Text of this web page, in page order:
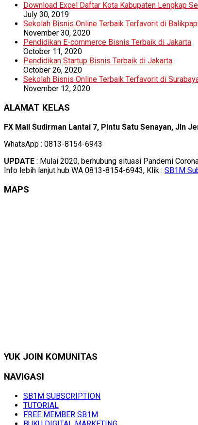
Download Excel Daftar Kota Kabupaten Lengkap
July 30, 2019
Sekolah Bisnis Online Terbaik Terfavorit di
November 30, 2020
Pendidikan E-commerce Bisnis Terbaik di Jakarta
October 11, 2020
Pendidikan Startup Bisnis Terbaik di Jakarta
October 26, 2020
Sekolah Bisnis Online Terbaik Terfavorit di
November 12, 2020
ALAMAT KELAS
FX Mall Sudirman Lantai 7, Pintu Satu Senayan, Jln
WhatsApp : 0813-8154-6943
UPDATE : Mulai 2020, berhubung situasi Pandemi
Info lebih lanjut hub WA 0813-8154-6943, Klik : SB1M
MAPS
YUK JOIN KOMUNITAS
NAVIGASI
SB1M SUBSCRIPTION
TUTORIAL
FREE MEMBER SB1M